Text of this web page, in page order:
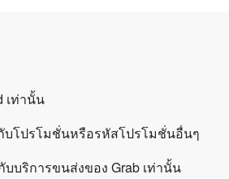
เท่านั้น
บโปรโมชั่นหรือรหัสโปรโมชั่นอื่นๆ
บริการขนส่งของ Grab เท่านั้น